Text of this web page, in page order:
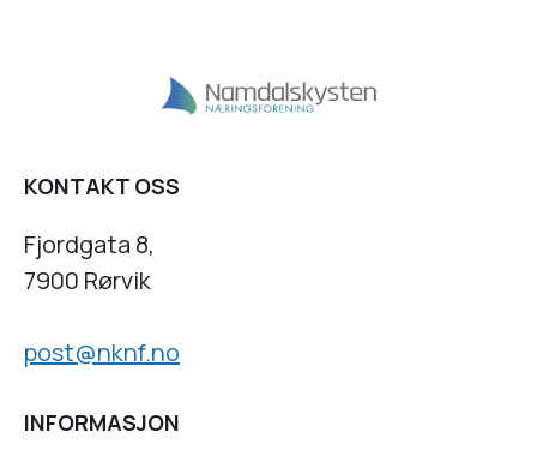
KONTAKT OSS
Fjordgata 8,
7900 Rørvik
post@nknf.no
INFORMASJON